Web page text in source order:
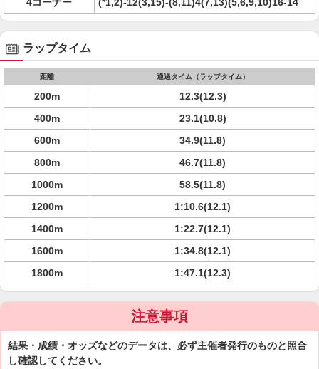
ラップタイム
距離 通過タイム（ラップタイム）
200m
12.3(12.3)
400m
23.1(10.8)
600m
34.9(11.8)
800m
46.7(11.8)
1000m
58.5(11.8)
1200m
1:10.6(12.1)
1400m
1:22.7(12.1)
1600m
1:34.8(12.1)
1800m
1:47.1(12.3)
注意事項
結果・成績・オッズなどのデータは、必ず主催者発行のものと照合
し確認してください。